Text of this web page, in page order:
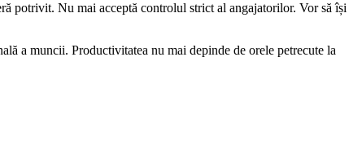
potrivit. Nu mai acceptă controlul strict al angajatorilor. Vor să își
a muncii. Productivitatea nu mai depinde de orele petrecute la